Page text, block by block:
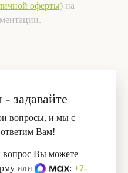
оферты) на
задавайте
вопросы, и мы с
Вам!
Вы можете
или
: +7-